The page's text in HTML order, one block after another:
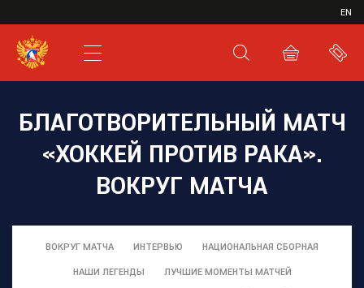
EN
XHL.RU
ВКС
БЛАГОТВОРИТЕЛЬНЫЙ МАТЧ
«ХОККЕЙ ПРОТИВ РАКА».
ВОКРУГ МАТЧА
ВОКРУГ МАТЧА ИНТЕРВЬЮ НАЦИОНАЛЬНАЯ СБОРНАЯ
НАШИ ЛЕГЕНДЫ ЛУЧШИЕ МОМЕНТЫ МАТЧЕЙ